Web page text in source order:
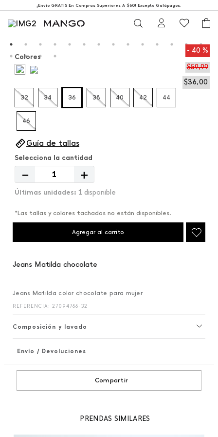
¡Envío GRATIS En Compras Superiores A $60! Excepto Galápagos.
40 %
$59,99
$36,00
Colores
32 34 36 38 40 42 44
46
Guía de tallas
＋
－
1 disponible
*Las tallas y colores tachados no están disponibles.
Agregar al carrito
Jeans Matilda chocolate
Jeans Matilda color chocolate para mujer
REFERENCIA : 27094788-32
Composición y lavado
Envío / Devoluciones
Compartir
PRENDAS SIMILARES